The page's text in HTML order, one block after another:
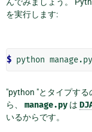
を実行します:
$ python manage.py
"python "とタイプす
ら、 manage.py は
いるからです。